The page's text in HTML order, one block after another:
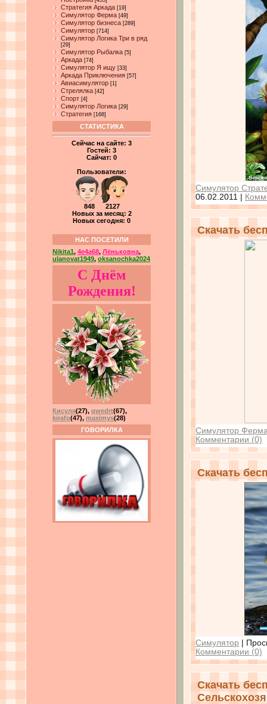
Стратегия Аркада [19]
Симулятор Ферма [49]
Симулятор бизнеса [289]
Симулятор [714]
Симулятор Логика Три в ряд
[29]
Симулятор Рыбалка [5]
Аркада [74]
Симулятор Я ищу [33]
Аркада Приключения [57]
Авиасимулятор [1]
Стрелялка [42]
Спорт [4]
Симулятор Логика [29]
Стратегия [168]
СТАТИСТИКА
Сейчас на сайте: 3
Гостей: 3
Сайчат: 0
Пользователи:
848 2127
Новых за месяц: 2
Новых сегодня: 0
НАС ПОСЕТИЛИ
Nikita1, 4e4a68, Лёньковна,
ulanovat1949, oksanochka2024
С Днём
Рождения!
Кисуля(27), qwedrt(67),
kirafo(47), maximys(28)
ГОВОРИЛКА
Симулятор
06.02.2011
Скачать
Симулятор
Комментарии (0)
Скачать
Симулятор |
Комментарии (0)
Скачать